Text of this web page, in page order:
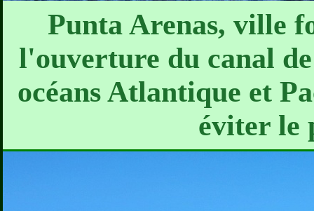
Punta Arenas, ville
l'ouverture du canal
océans Atlantique et
éviter le